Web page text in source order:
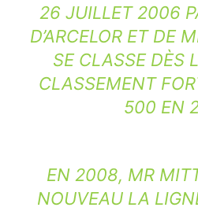
26 JUILLET 2006
D’ARCELOR ET DE
SE CLASSE DÈS
CLASSEMENT
500 EN
EN 2008, MR
NOUVEAU LA